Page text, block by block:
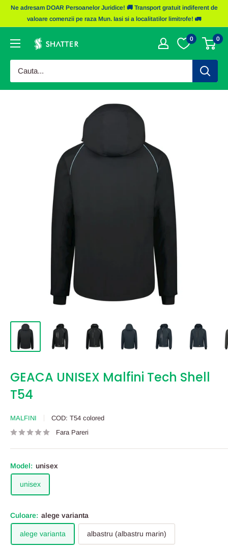
SaritiNe adresam DOAR Persoanelor Juridice! 🚚 Transport gratuit indiferent de
valoare comenzii pe raza Mun. Iasi si a localitatilor limitrofe! 🚛
Obiecte
Shatter
0 0
GEACA UNISEX Malfini Tech Shell
T54
MALFINI COD: T54 colored
Fara Pareri
Model: unisex
unisex
Culoare: alege varianta
alege varianta albastru (albastru marin)